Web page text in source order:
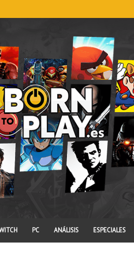
PC ANÁLISIS ESPECIALES